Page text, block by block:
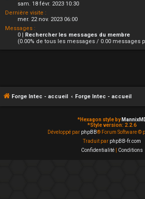
sam. 18 févr. 2023 10:30
Dernière visite :
mer. 22 nov. 2023 06:00
Messages :
0 | Rechercher les messages du membre
(0.00% de tous les messages / 0.00 messages
Forge Intec - accueil Forge Intec - accueil
*Hexagon style by
*Style version: 2.2.6
Développé par phpBB® Forum Software ©
Traduit par phpBB-fr.com
Confidentialité
Conditions